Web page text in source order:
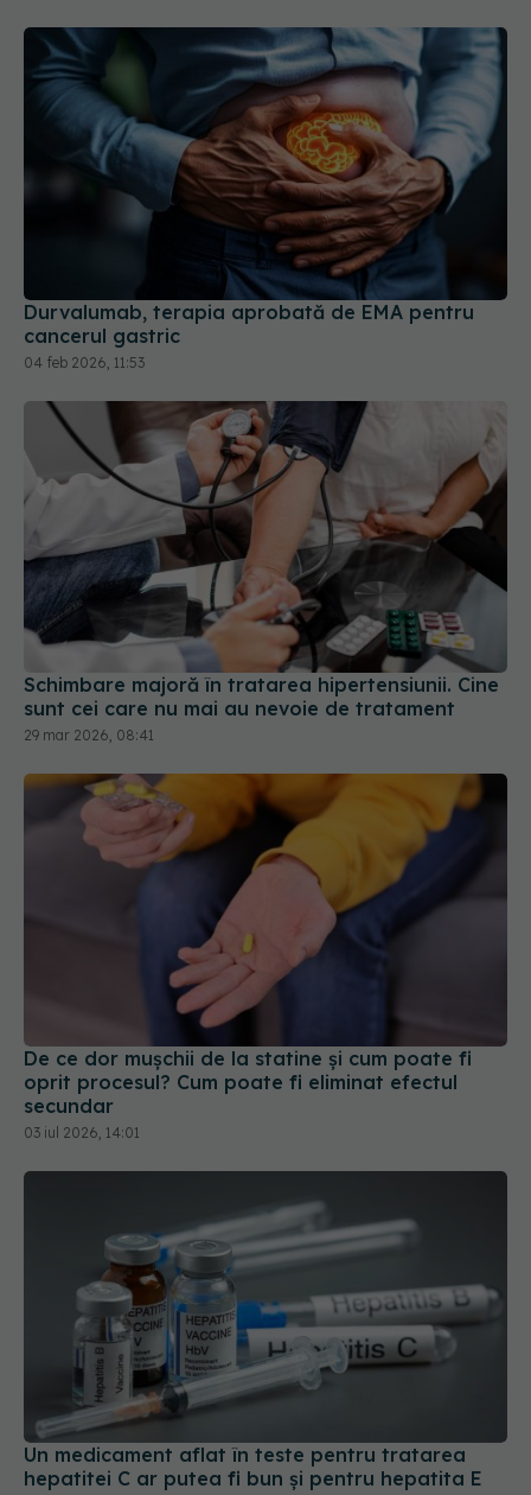
Durvalumab, terapia aprobată de EMA pentru
cancerul gastric
04 feb 2026, 11:53
Schimbare majoră în tratarea hipertensiunii. Cine
sunt cei care nu mai au nevoie de tratament
29 mar 2026, 08:41
De ce dor mușchii de la statine și cum poate fi
oprit procesul? Cum poate fi eliminat efectul
secundar
03 iul 2026, 14:01
Un medicament aflat în teste pentru tratarea
hepatitei C ar putea fi bun și pentru hepatita E